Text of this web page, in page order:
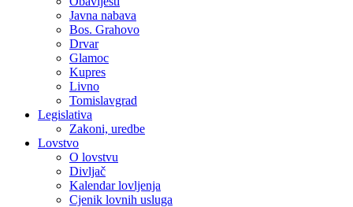
Javna nabava
Bos. Grahovo
Drvar
Glamoc
Kupres
Livno
Tomislavgrad
Legislativa
Zakoni, uredbe
Lovstvo
O lovstvu
Divljač
Kalendar lovljenja
Cjenik lovnih usluga